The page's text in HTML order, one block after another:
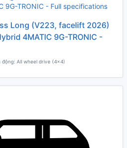
Long (V223, facelift 2026)
4MATIC 9G-TRONIC -
động: All wheel drive (4x4)